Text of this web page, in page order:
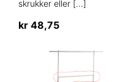
skrukker eller […]
kr 48,75